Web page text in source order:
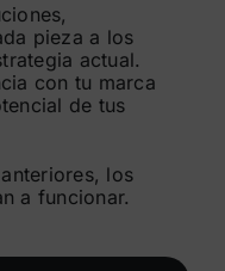
pieza a los
actual.
con tu marca
de tus
los
a funcionar.